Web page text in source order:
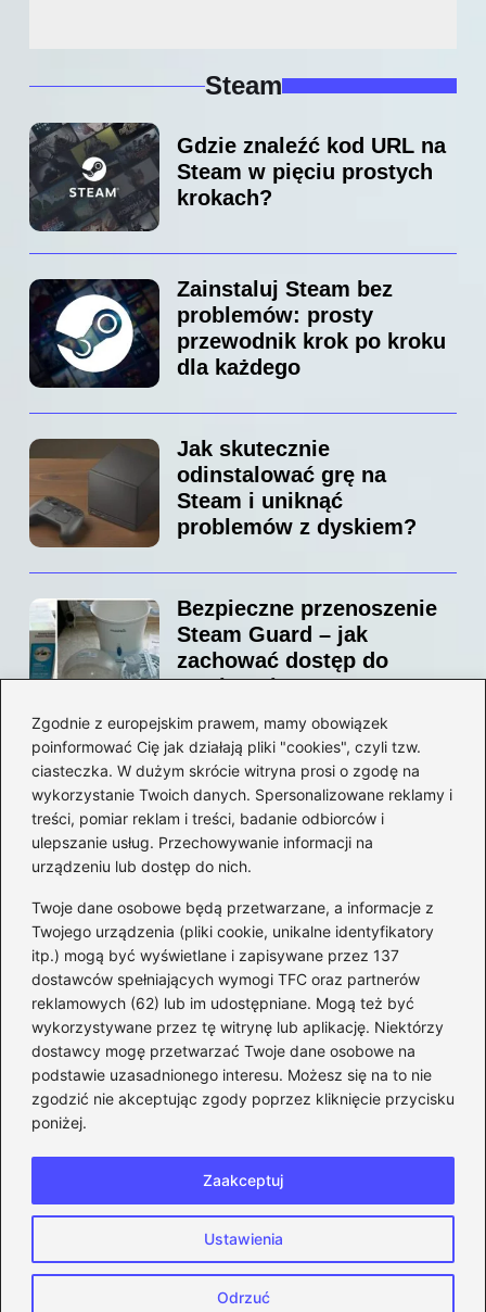
Zgodnie z europejskim prawem, mamy obowiązek
poinformować Cię jak działają pliki "cookies", czyli tzw.
ciasteczka. W dużym skrócie witryna prosi o zgodę na
wykorzystanie Twoich danych. Spersonalizowane reklamy i
treści, pomiar reklam i treści, badanie odbiorców i
ulepszanie usług. Przechowywanie informacji na
urządzeniu lub dostęp do nich.
Twoje dane osobowe będą przetwarzane, a informacje z
Twojego urządzenia (pliki cookie, unikalne identyfikatory
itp.) mogą być wyświetlane i zapisywane przez 137
dostawców spełniających wymogi TFC oraz partnerów
reklamowych (62) lub im udostępniane. Mogą też być
wykorzystywane przez tę witrynę lub aplikację. Niektórzy
dostawcy mogę przetwarzać Twoje dane osobowe na
podstawie uzasadnionego interesu. Możesz się na to nie
zgodzić nie akceptując zgody poprzez kliknięcie przycisku
poniżej.
Ustawienia
Odrzuć
Zaakceptuj
Steam
Gdzie znaleźć kod URL na
Steam w pięciu prostych
krokach?
Zainstaluj Steam bez
problemów: prosty
przewodnik krok po kroku
dla każdego
Jak skutecznie
odinstalować grę na
Steam i uniknąć
problemów z dyskiem?
Bezpieczne przenoszenie
Steam Guard – jak
zachować dostęp do
swojego konta?
Jak bez stresu zmienić
adres email na Steam –
prosty przewodnik krok po
kroku
Kategorie
CS:GO(26)
FIFA(90)
Forza Horizon(22)
Gry(186)
Modyfikacje(42)
Spolszczenia(101)
Copyright © 2026 eFIFA.pl
Prywatność
Zasady użytkowania
Napisz do nas